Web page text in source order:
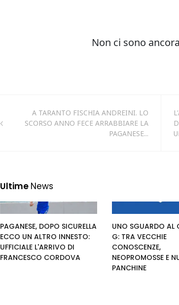
A TARANTO FISCHIA ANDREINI. LO
SCORSO ANNO FECE ARRABBIARE LA
PAGANESE...
Ultime News
PAGANESE, DOPO SICURELLA
ECCO UN ALTRO INNESTO:
UFFICIALE L'ARRIVO DI
FRANCESCO CORDOVA
UNO SGUARDO AL
G: TRA VECCHIE
CONOSCENZE,
NEOPROMOSSE E
PANCHINE